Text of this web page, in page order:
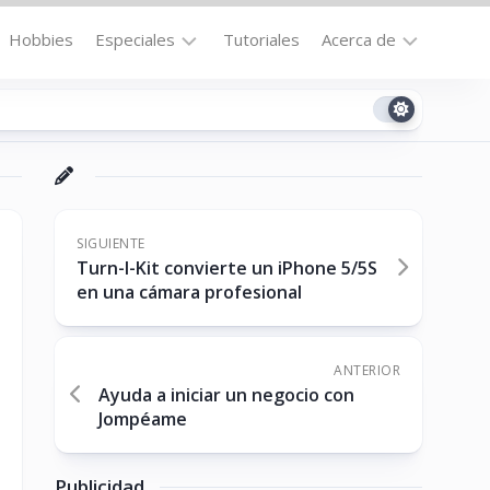
Hobbies Especiales
la
Destacados
Downloads
No-
Tutoriales Acerca de
Contacto
Cookie
(US)
SIGUIENTE
Turn-I-Kit convierte un iPhone 5/5S
en una cámara profesional
ANTERIOR
Ayuda a iniciar un negocio con
Jompéame